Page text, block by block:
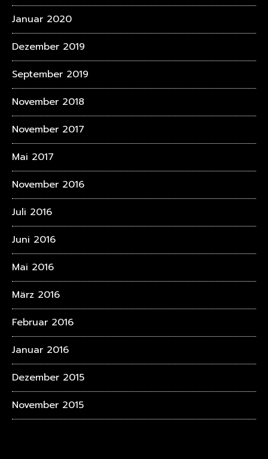
Januar 2020
Dezember 2019
September 2019
November 2018
November 2017
Mai 2017
November 2016
Juli 2016
Juni 2016
Mai 2016
März 2016
Februar 2016
Januar 2016
Dezember 2015
November 2015